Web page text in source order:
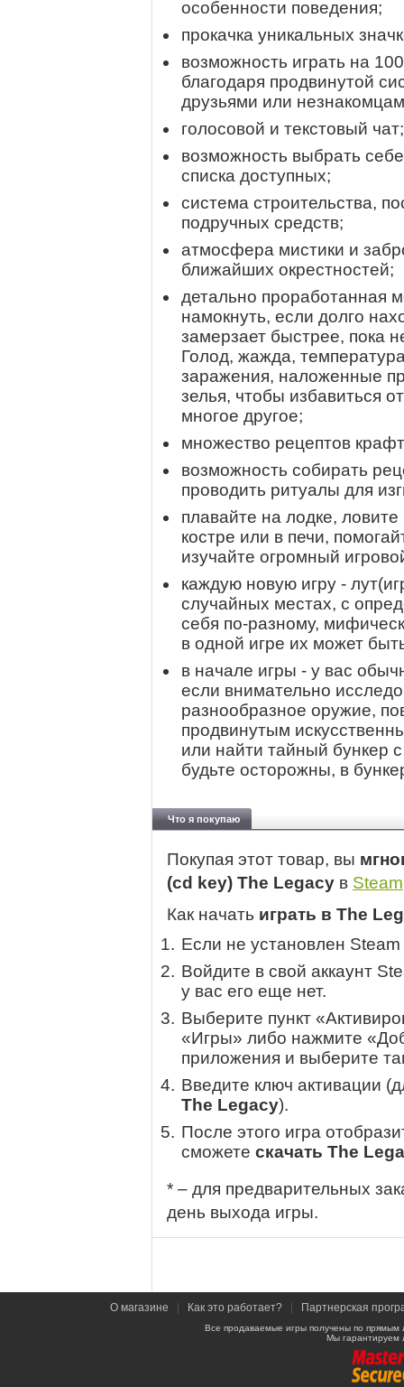
особенности поведения;
прокачка уникальных
возможность играть на
благодаря продвинутой
друзьями или
голосовой и текстовый чат;
возможность выбрать
списка доступных;
система строительства,
подручных средств;
атмосфера мистики и
ближайших окрестностей;
детально проработанная
намокнуть, если долго
замерзает быстрее, пока
Голод, жажда,
заражения, наложенные
зелья, чтобы избавиться
многое другое;
множество рецептов
возможность собирать
проводить ритуалы для
плавайте на лодке,
костре или в печи,
изучайте огромный
каждую новую игру -
случайных местах, с
себя по-разному,
в одной игре их может
в начале игры - у вас
если внимательно
разнообразное оружие,
продвинутым
или найти тайный бункер
будьте осторожны, в
Что я покупаю
Покупая этот товар, вы
(cd key) The Legacy в Steam
Как начать играть в The
Если не установлен
Войдите в свой аккаунт
у вас его еще нет.
Выберите пункт
«Игры» либо нажмите
приложения и выберите
Введите ключ активации
The Legacy).
После этого игра
сможете скачать The
* – для предварительных
день выхода игры.
О магазине Как это работает? Партнерская
Все продаваемые игры получены по
Мы гарантируем